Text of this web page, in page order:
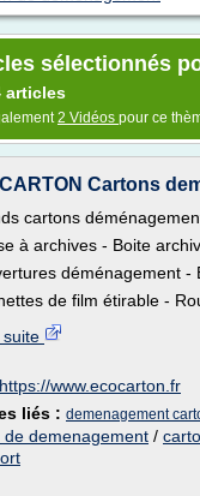
sélectionnés
articles
2 Vidéos pour ce
CARTON Cartons
cartons
à archives - Boite
déménagement -
de film étirable -
suite
https://www.ecocarton.fr
liés : demenagement
de demenagement /